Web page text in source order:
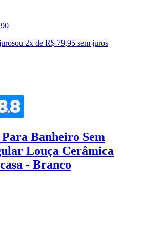
90
ou 2x de R$ 79,95 sem juros
Banheiro Sem
Louça Cerâmica
- Branco